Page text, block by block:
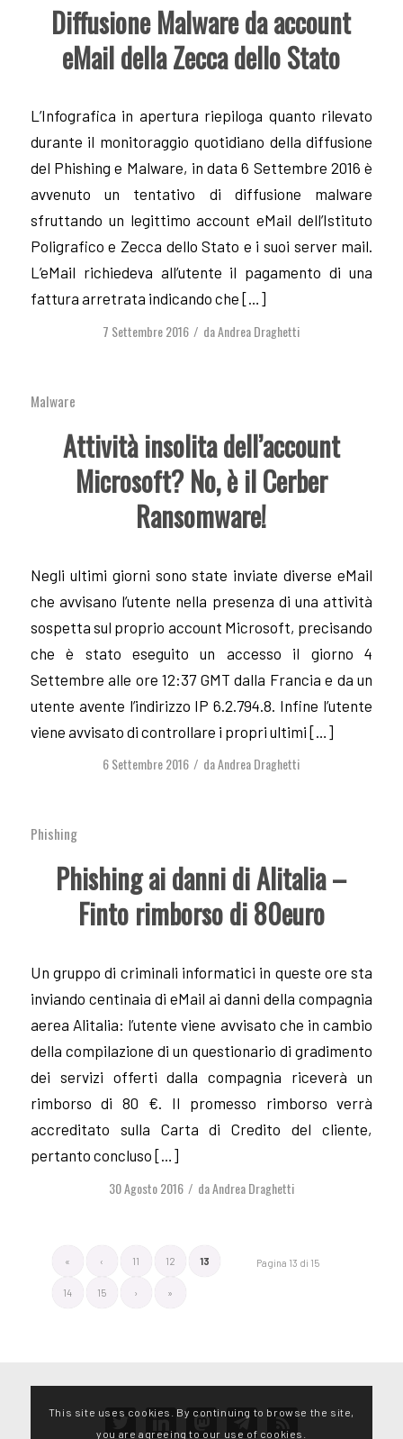
Diffusione Malware da account
eMail della Zecca dello Stato
L’Infografica in apertura riepiloga quanto rilevato
durante il monitoraggio quotidiano della diffusione
del Phishing e Malware, in data 6 Settembre 2016 è
avvenuto un tentativo di diffusione malware
sfruttando un legittimo account eMail dell’Istituto
Poligrafico e Zecca dello Stato e i suoi server mail.
L’eMail richiedeva all’utente il pagamento di una
fattura arretrata indicando che […]
7 Settembre 2016 / daAndrea Draghetti
Malware
Attività insolita dell’account
Microsoft? No, è il Cerber
Ransomware!
Negli ultimi giorni sono state inviate diverse eMail
che avvisano l’utente nella presenza di una attività
sospetta sul proprio account Microsoft, precisando
che è stato eseguito un accesso il giorno 4
Settembre alle ore 12:37 GMT dalla Francia e da un
utente avente l’indirizzo IP 6.2.794.8. Infine l’utente
viene avvisato di controllare i propri ultimi […]
6 Settembre 2016 / daAndrea Draghetti
Phishing
Phishing ai danni di Alitalia –
Finto rimborso di 80euro
Un gruppo di criminali informatici in queste ore sta
inviando centinaia di eMail ai danni della compagnia
aerea Alitalia: l’utente viene avvisato che in cambio
della compilazione di un questionario di gradimento
dei servizi offerti dalla compagnia riceverà un
rimborso di 80 €. Il promesso rimborso verrà
accreditato sulla Carta di Credito del cliente,
pertanto concluso […]
30 Agosto 2016 / daAndrea Draghetti
Pagina 13 di 15
« ‹ 11 12 13
14 15 › »
twitterlinkedinmastodontelegramrss
This site uses cookies. By continuing to browse the site,
you are agreeing to our use of cookies.